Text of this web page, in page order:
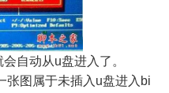
自动从u盘进入了。
张图属于未插入u盘进入bi